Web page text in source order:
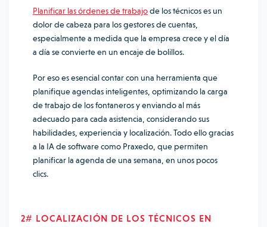
Planificar las órdenes de trabajode los técnicos es un
dolor de cabeza para los gestores de cuentas,
especialmente a medida que la empresa crece y el día
a día se convierte en un encaje de bolillos.
Por eso es esencial contar con una herramienta que
planifique agendas inteligentes , optimizando la carga
de trabajo de los fontaneros y enviando al más
adecuado para cada asistencia, considerando sus
habilidades, experiencia y localización. Todo ello gracias
a la IA de software como Praxedo, que permiten
planificar la agenda de una semana, en unos pocos
clics.
2# LOCALIZACIÓN DE LOS TÉCNICOS EN